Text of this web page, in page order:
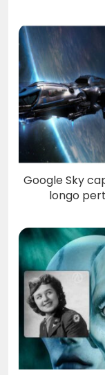
Google Sky
longo